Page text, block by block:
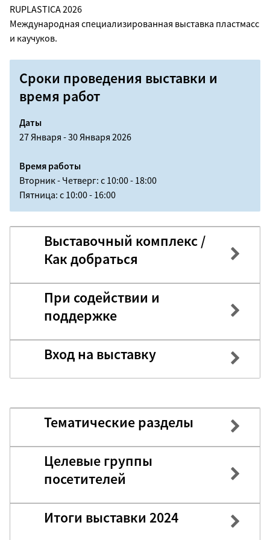
RUPLASTICA 2026
Международная специализированная выставка пластмасс
и каучуков.
Сроки проведения выставки и
время работ
Даты
27 Января - 30 Января 2026
Время работы
Вторник - Четверг: с 10:00 - 18:00
Пятница: с 10:00 - 16:00
Выставочный комплекс /
Как добраться
При содействии и
поддержке
Вход на выставку
Тематические разделы
Целевые группы
посетителей
Итоги выставки 2024